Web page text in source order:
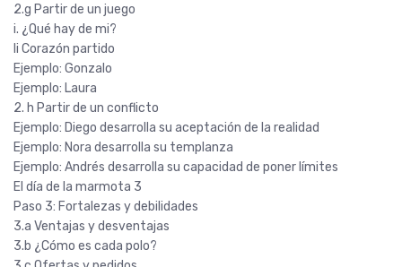
2.g Partir de un juego
i. ¿Qué hay de mi?
Ii Corazón partido
Ejemplo: Gonzalo
Ejemplo: Laura
2. h Partir de un conflicto
Ejemplo: Diego desarrolla su aceptación de la realidad
Ejemplo: Nora desarrolla su templanza
Ejemplo: Andrés desarrolla su capacidad de poner límites
El día de la marmota 3
Paso 3: Fortalezas y debilidades
3.a Ventajas y desventajas
3.b ¿Cómo es cada polo?